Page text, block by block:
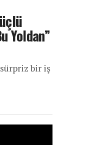
Yoldan”
bir iş